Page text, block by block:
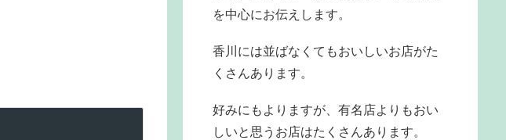
を中心にお伝えします。
香川には並ばなくてもおいしいお店がた
くさんあります。
好みにもよりますが、有名店よりもおい
しいと思うお店はたくさんあります。